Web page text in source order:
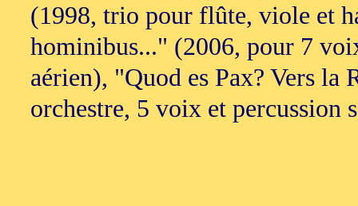
(1998, trio pour flûte, viole et
hominibus..." (2006, pour 7
aérien), "Quod es Pax? Vers
orchestre, 5 voix et percussion